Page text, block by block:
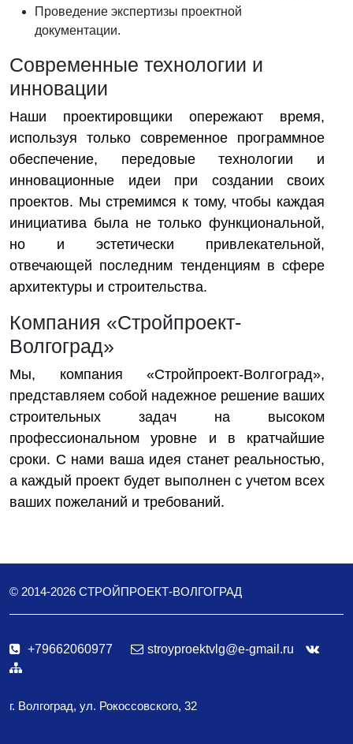
Проведение экспертизы проектной
документации.
Современные технологии и
инновации
Наши проектировщики опережают время,
используя только современное программное
обеспечение, передовые технологии и
инновационные идеи при создании своих
проектов. Мы стремимся к тому, чтобы каждая
инициатива была не только функциональной,
но и эстетически привлекательной,
отвечающей последним тенденциям в сфере
архитектуры и строительства.
Компания «Стройпроект-
Волгоград»
Мы, компания «Стройпроект-Волгоград»,
представляем собой надежное решение ваших
строительных задач на высоком
профессиональном уровне и в кратчайшие
сроки. С нами ваша идея станет реальностью,
а каждый проект будет выполнен с учетом всех
ваших пожеланий и требований.
© 2014-2026 СТРОЙПРОЕКТ-ВОЛГОГРАД
+79662060977 stroyproektvlg@e-gmail.ru
г. Волгоград, ул. Рокоссовского, 32